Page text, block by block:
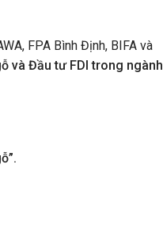
FPA Bình Định, BIFA và
và Đầu tư FDI trong ngành